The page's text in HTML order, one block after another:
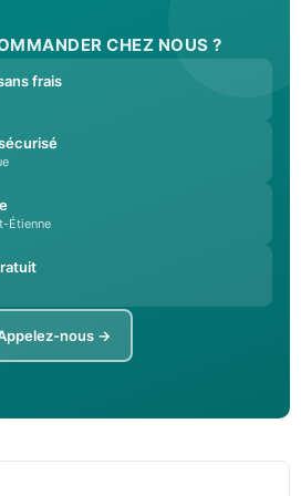
CHEZ NOUS ?
frais
Étienne
nous →